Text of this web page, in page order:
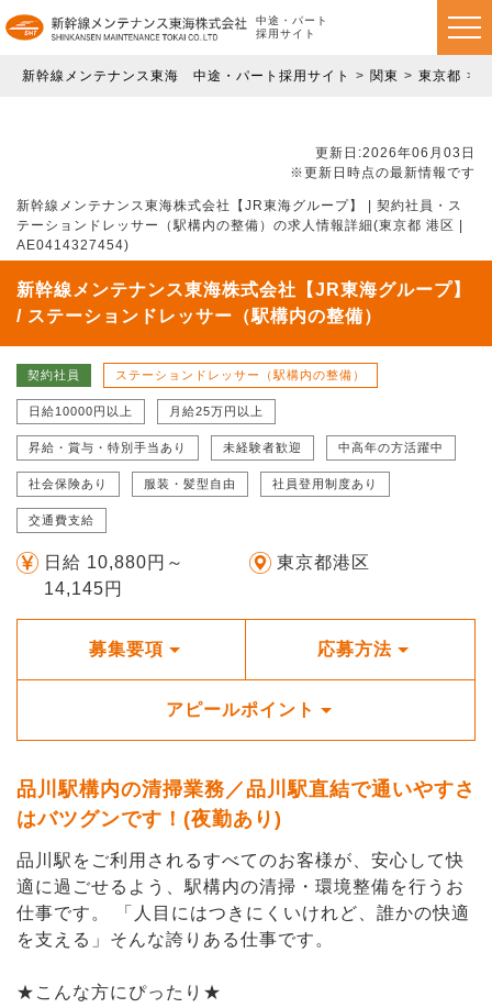
中途・パート
採用サイト
新幹線メンテナンス東海 中途・パート採用サイト 関東 東京都
更新日:2026年06月03日
※更新日時点の最新情報です
新幹線メンテナンス東海株式会社【JR東海グループ】 | 契約社員・ス
テーションドレッサー（駅構内の整備）の求人情報詳細(東京都 港区 |
AE0414327454)
新幹線メンテナンス東海株式会社【JR東海グループ】
/ ステーションドレッサー（駅構内の整備）
契約社員 ステーションドレッサー（駅構内の整備）
日給10000円以上 月給25万円以上
昇給・賞与・特別手当あり 未経験者歓迎 中高年の方活躍中
社会保険あり 服装・髪型自由 社員登用制度あり
交通費支給
日給 10,880円～
14,145円
東京都港区
募集要項 応募方法
アピールポイント
品川駅構内の清掃業務／品川駅直結で通いやすさ
はバツグンです！(夜勤あり)
品川駅をご利用されるすべてのお客様が、安心して快
適に過ごせるよう、駅構内の清掃・環境整備を行うお
仕事です。 「人目にはつきにくいけれど、誰かの快適
を支える」そんな誇りある仕事です。
★こんな方にぴったり★